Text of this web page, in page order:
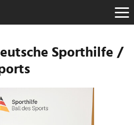
Sporthilfe /